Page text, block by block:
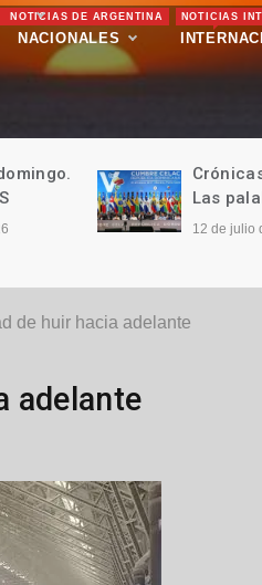
NACIONALES
NOTICIAS DE ARGENTINA NOTICIAS
Las
12 de julio
de huir hacia adelante
adelante